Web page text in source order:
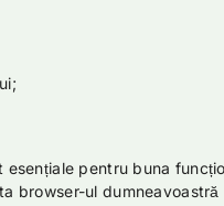
pentru buna
browser-ul